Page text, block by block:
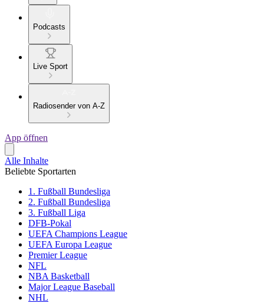
Podcasts
Live Sport
Radiosender von A-Z
App öffnen
Alle Inhalte
Beliebte Sportarten
1. Fußball Bundesliga
2. Fußball Bundesliga
3. Fußball Liga
DFB-Pokal
UEFA Champions League
UEFA Europa League
Premier League
NFL
NBA Basketball
Major League Baseball
NHL